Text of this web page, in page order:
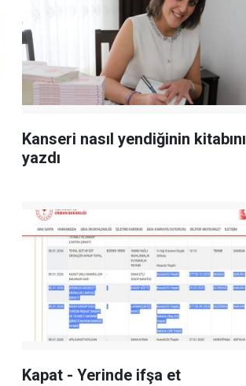
Kanseri nasıl yendiğinin kitabını
yazdı
Kapat - Yerinde ifşa et